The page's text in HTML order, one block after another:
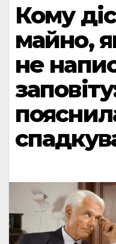
Кому
майно,
не